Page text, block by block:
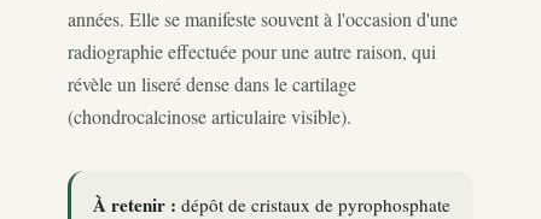
années. Elle se manifeste souvent à l'occasion d'une
radiographie effectuée pour une autre raison, qui
révèle un liseré dense dans le cartilage
(chondrocalcinose articulaire visible).
À retenir : dépôt de cristaux de pyrophosphate